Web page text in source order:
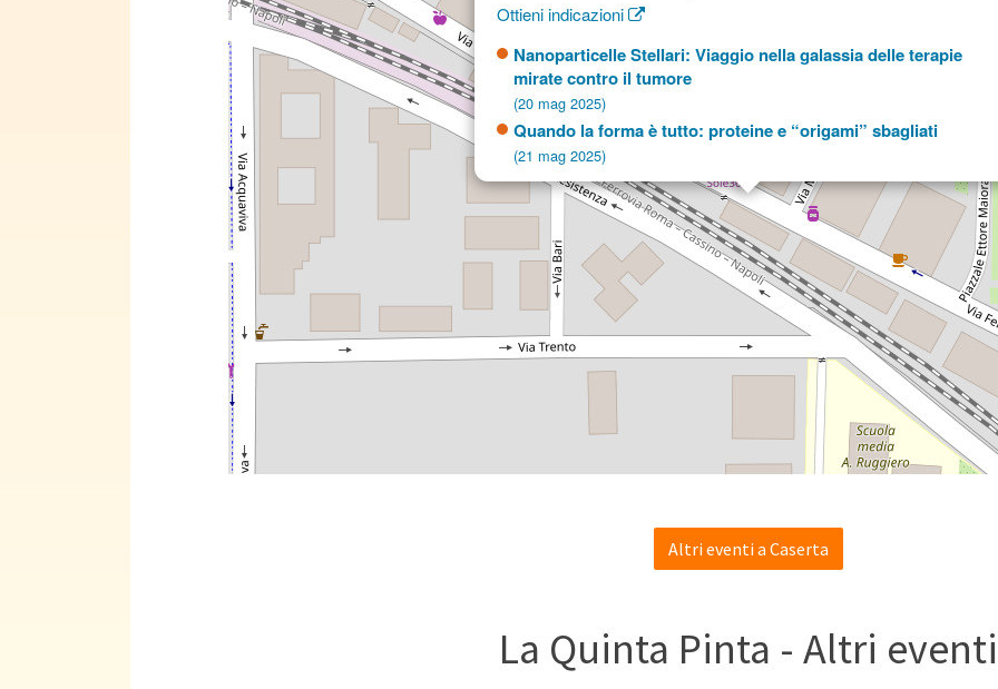
Ottieni indicazioni
Nanoparticelle Stellari: Viaggio nella galassia delle terapie
mirate contro il tumore
(20 mag 2025)
Quando la forma è tutto: proteine e “origami” sbagliati
(21 mag 2025)
Altri eventi a Caserta
La Quinta Pinta - Altri eventi
Il ruolo delle schiume
polimeriche nel drug